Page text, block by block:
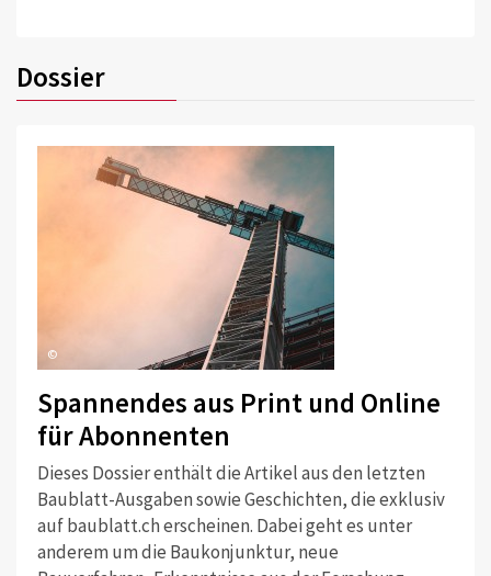
Dossier
©
Spannendes aus Print und Online
für Abonnenten
Dieses Dossier enthält die Artikel aus den letzten
Baublatt-Ausgaben sowie Geschichten, die exklusiv
auf baublatt.ch erscheinen. Dabei geht es unter
anderem um die Baukonjunktur, neue